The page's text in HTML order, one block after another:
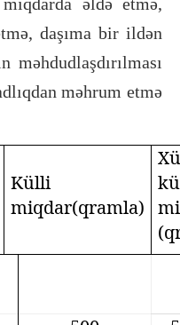
daşıma bir ildən
məhdudlaşdırılması
məhrum etmə
Külli
miqdar(qramla)